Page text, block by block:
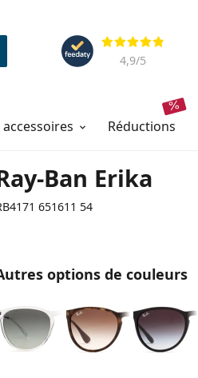
Évaluation
4,9/5
réductions
Ban Erika
651611 54
options de couleurs